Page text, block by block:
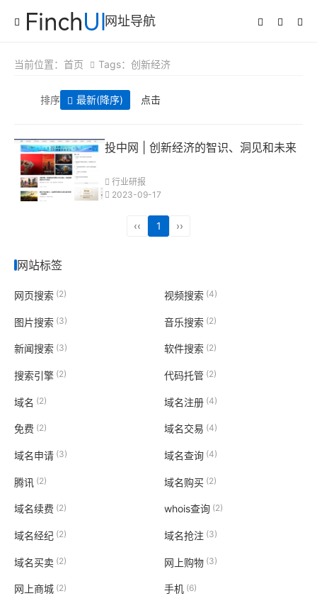
网址导航
当前位置： 首页 Tags：创新经济
排序 最新(降序) 点击
投中网 | 创新经济的智识、洞见和未来
行业研报
2023-09-17
‹‹ 1 ››
网站标签
网页搜索 (2) 视频搜索 (4)
图片搜索 (3) 音乐搜索 (2)
新闻搜索 (3) 软件搜索 (2)
搜索引擎 (2) 代码托管(2)
域名 (2) 域名注册(4)
免费 (2) 域名交易 (4)
域名申请 (3) 域名查询(4)
腾讯 (2) 域名购买(2)
域名续费 (2) whois查询(2)
域名经纪 (2) 域名抢注(3)
域名买卖 (2) 网上购物(3)
网上商城 (2) 手机 (6)